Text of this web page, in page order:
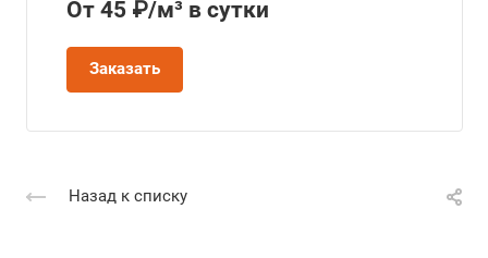
От 45 ₽/м³ в сутки
Заказать
Назад к списку